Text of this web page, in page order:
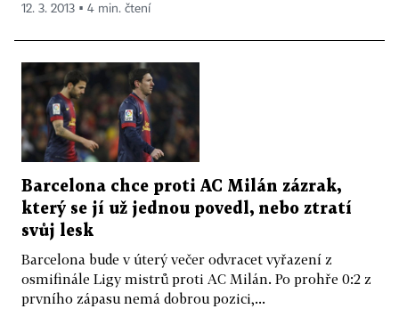
12. 3. 2013 ▪ 4 min. čtení
Barcelona chce proti AC Milán zázrak,
který se jí už jednou povedl, nebo ztratí
svůj lesk
Barcelona bude v úterý večer odvracet vyřazení z
osmifinále Ligy mistrů proti AC Milán. Po prohře 0:2 z
prvního zápasu nemá dobrou pozici,...